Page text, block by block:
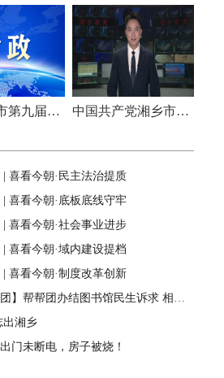
中共湘乡市第九届纪律检查委员会举行第一次全体会议 中国共产党湘乡市第九次代表大会胜利闭幕
喜看今朝·民主法治提质
喜看今朝·底板底线守牢
喜看今朝·社会事业进步
喜看今朝·域内建设提档
喜看今朝·制度改革创新
【融媒帮帮团】帮帮团办结图书馆民生诉求 相关部门迅速行动 改善市民阅读环境
出湘乡
门未断电，房子被烧！